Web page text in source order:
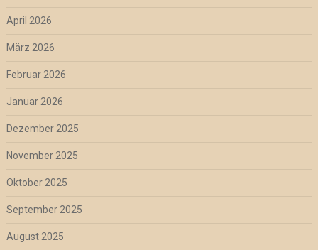
April 2026
März 2026
Februar 2026
Januar 2026
Dezember 2025
November 2025
Oktober 2025
September 2025
August 2025